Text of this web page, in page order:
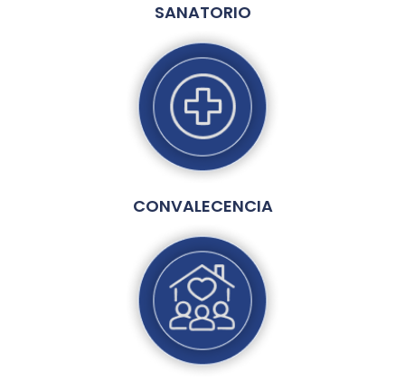
SANATORIO
CONVALECENCIA